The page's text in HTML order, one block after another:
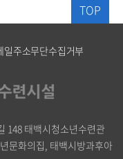
일주소무단수집거부
148 태백시청소년수련관
문화의집, 태백시방과후아
TOP